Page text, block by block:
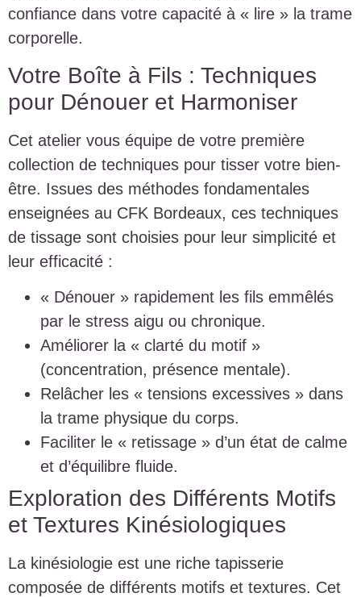
confiance dans votre capacité à « lire » la trame
corporelle.
Votre Boîte à Fils : Techniques
pour Dénouer et Harmoniser
Cet atelier vous équipe de votre première
collection de techniques pour tisser votre bien-
être. Issues des méthodes fondamentales
enseignées au CFK Bordeaux, ces techniques
de tissage sont choisies pour leur simplicité et
leur efficacité :
« Dénouer » rapidement les fils emmêlés
par le stress aigu ou chronique.
Améliorer la « clarté du motif »
(concentration, présence mentale).
Relâcher les « tensions excessives » dans
la trame physique du corps.
Faciliter le « retissage » d’un état de calme
et d’équilibre fluide.
Exploration des Différents Motifs
et Textures Kinésiologiques
La kinésiologie est une riche tapisserie
composée de différents motifs et textures. Cet